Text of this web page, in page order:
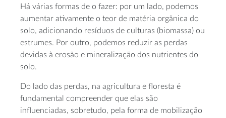
Há várias formas de o fazer: por um lado, podemos
aumentar ativamente o teor de matéria orgânica do
solo, adicionando resíduos de culturas (biomassa) ou
estrumes. Por outro, podemos reduzir as perdas
devidas à erosão e mineralização dos nutrientes do
solo.
Do lado das perdas, na agricultura e floresta é
fundamental compreender que elas são
influenciadas, sobretudo, pela forma de mobilização